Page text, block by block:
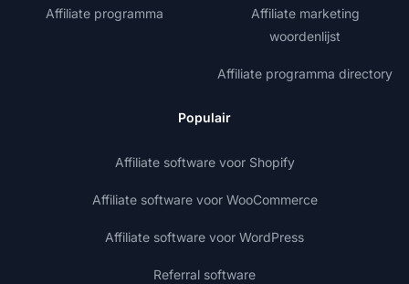
Affiliate programma
Affiliate marketing
woordenlijst
Affiliate programma directory
Populair
Affiliate software voor Shopify
Affiliate software voor WooCommerce
Affiliate software voor WordPress
Referral software